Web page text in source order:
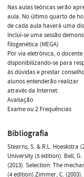
Nas aulas teóricas serão
aula. No último quarto de
de cada aula haverá uma
Inclui-se uma sessão
filogenética (MEGA)
Por via eletrónica, o
disponibilizando-se para
às dúvidas e prestar
alunos entenderão realizar
através da Internet.
Avaliação
Exame ou 2 Frequências
Bibliografia
Stearns, S. & R.L.
University (5 edition). Bell, G.
(2013). Selection: The
(4 edition).Zimmer, C. (2003).